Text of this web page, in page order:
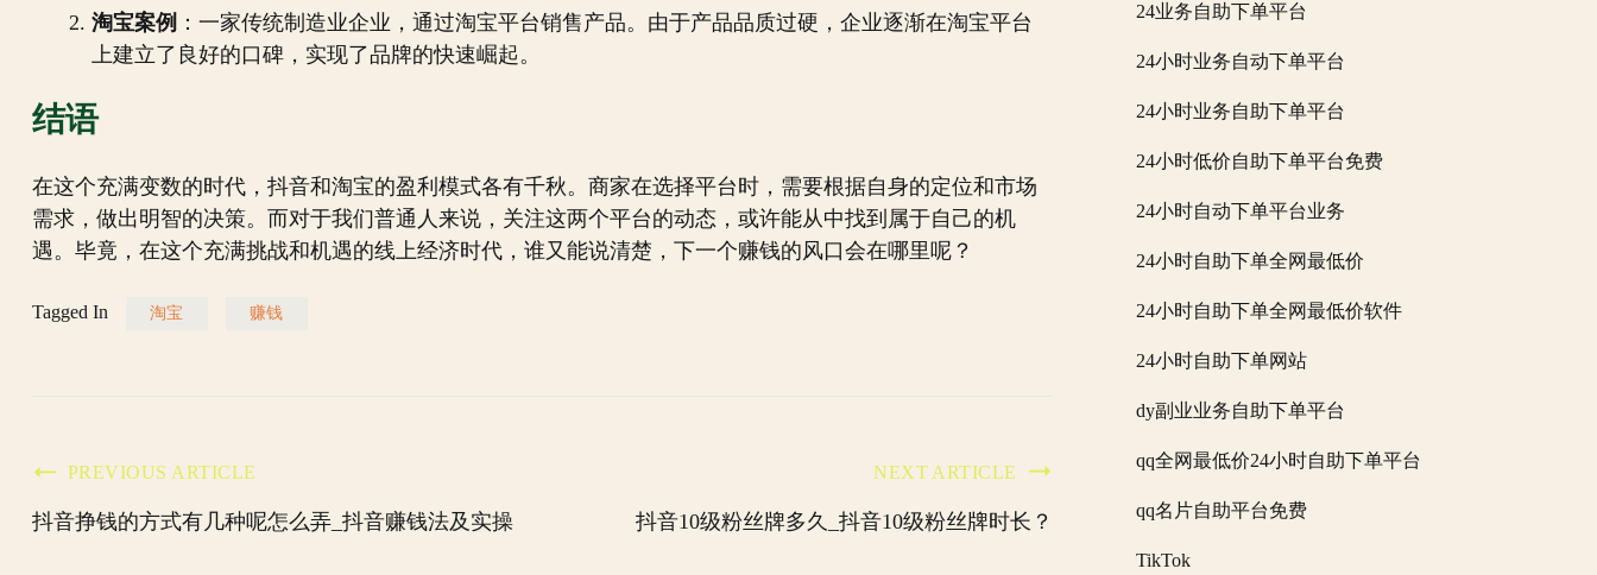
淘宝案例 ：一家传统制造业企业，通过淘宝平台销售产品。由于产品品质过硬，企业逐渐在淘宝平台
上建立了良好的口碑，实现了品牌的快速崛起。
结语
在这个充满变数的时代，抖音和淘宝的盈利模式各有千秋。商家在选择平台时，需要根据自身的定位和市场
需求，做出明智的决策。而对于我们普通人来说，关注这两个平台的动态，或许能从中找到属于自己的机
遇。毕竟，在这个充满挑战和机遇的线上经济时代，谁又能说清楚，下一个赚钱的风口会在哪里呢？
Tagged In 淘宝 赚钱
Post
Navigation
PREVIOUS ARTICLE
抖音挣钱的方式有几种呢怎么弄_抖音赚钱法及实操
NEXT ARTICLE
抖音10级粉丝牌多久_抖音10级粉丝牌时长？
24业务自助下单平台
24小时业务自动下单平台
24小时业务自助下单平台
24小时低价自助下单平台免费
24小时自动下单平台业务
24小时自助下单全网最低价
24小时自助下单全网最低价软件
24小时自助下单网站
dy副业业务自助下单平台
qq全网最低价24小时自助下单平台
qq名片自助平台免费
TikTok